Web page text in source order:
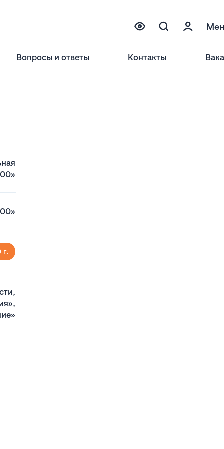
Вопросы и ответы Контакты
г.